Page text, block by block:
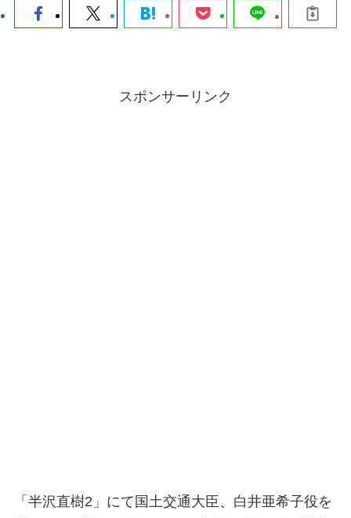
スポンサーリンク
「半沢直樹2」にて国土交通大臣、白井亜希子役を